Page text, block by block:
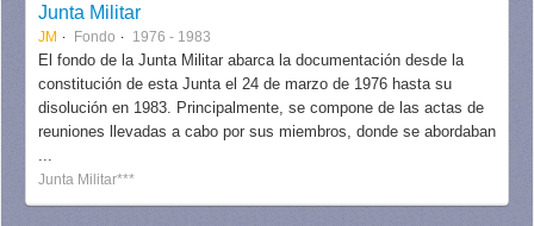
Junta Militar
JM Fondo 1976 - 1983
El fondo de la Junta Militar abarca la documentación desde la
constitución de esta Junta el 24 de marzo de 1976 hasta su
disolución en 1983. Principalmente, se compone de las actas de
reuniones llevadas a cabo por sus miembros, donde se abordaban
...
Junta Militar***